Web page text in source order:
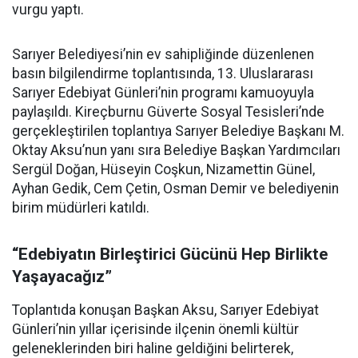
vurgu yaptı.
Sarıyer Belediyesi’nin ev sahipliğinde düzenlenen
basın bilgilendirme toplantısında, 13. Uluslararası
Sarıyer Edebiyat Günleri’nin programı kamuoyuyla
paylaşıldı. Kireçburnu Güverte Sosyal Tesisleri’nde
gerçekleştirilen toplantıya Sarıyer Belediye Başkanı M.
Oktay Aksu’nun yanı sıra Belediye Başkan Yardımcıları
Sergül Doğan, Hüseyin Coşkun, Nizamettin Günel,
Ayhan Gedik, Cem Çetin, Osman Demir ve belediyenin
birim müdürleri katıldı.
“Edebiyatın Birleştirici Gücünü Hep Birlikte
Yaşayacağız”
Toplantıda konuşan Başkan Aksu, Sarıyer Edebiyat
Günleri’nin yıllar içerisinde ilçenin önemli kültür
geleneklerinden biri haline geldiğini belirterek,